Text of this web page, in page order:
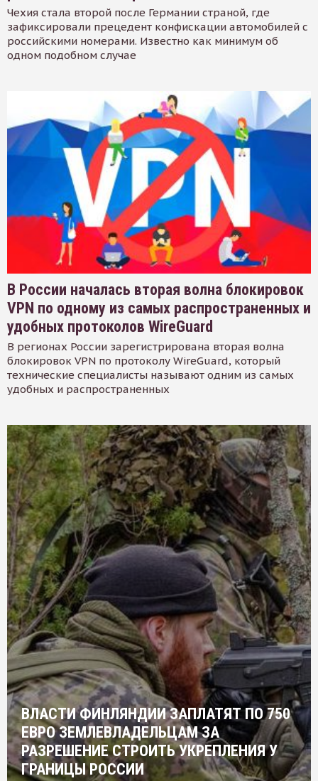
Чехия стала второй после Германии страной, где
зафиксировали прецедент конфискации автомобилей с
российскими номерами. Известно как минимум об
одном подобном случае
В России началась вторая волна блокировок
VPN по одному из самых распространенных и
удобных протоколов WireGuard
В регионах России зарегистрирована вторая волна
блокировок VPN по протоколу WireGuard, который
технические специалисты называют одним из самых
удобных и распространенных
ВЛАСТИ ФИНЛЯНДИИ ЗАПЛАТЯТ ПО 750
ЕВРО ЗЕМЛЕВЛАДЕЛЬЦАМ ЗА
РАЗРЕШЕНИЕ СТРОИТЬ УКРЕПЛЕНИЯ У
ГРАНИЦЫ РОССИИ